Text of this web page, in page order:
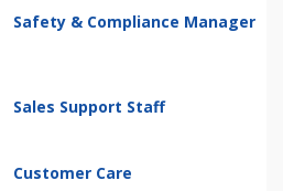
Safety & Compliance Manager
Sales Support Staff
Customer Care